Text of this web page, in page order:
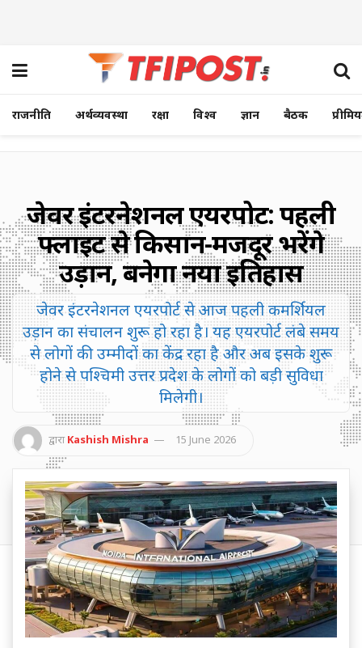
राजनीति अर्थव्यवस्था रक्षा विश्व ज्ञान बैठक
जेवर इंटरनेशनल एयरपोर्ट: पहली
फ्लाइट से किसान-मजदूर भरेंगे
उड़ान, बनेगा नया इतिहास
जेवर इंटरनेशनल एयरपोर्ट से आज पहली कमर्शियल
उड़ान का संचालन शुरू हो रहा है। यह एयरपोर्ट लंबे समय
से लोगों की उम्मीदों का केंद्र रहा है और अब इसके शुरू
होने से पश्चिमी उत्तर प्रदेश के लोगों को बड़ी सुविधा
मिलेगी।
द्वारा Kashish Mishra 15 June 2026